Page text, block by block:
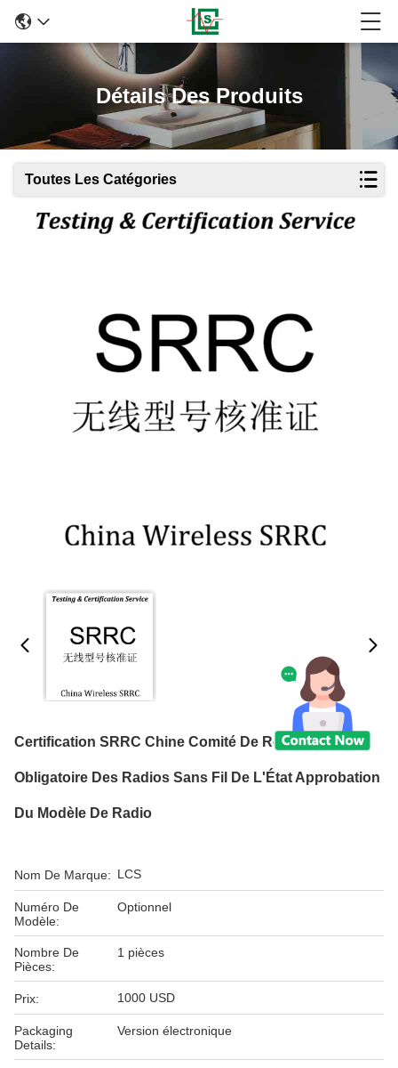
Détails Des Produits
Toutes Les Catégories
Certification SRRC Chine Comité De Réglementation
Obligatoire Des Radios Sans Fil De L'État Approbation
Du Modèle De Radio
Nom De Marque: LCS
Numéro De
Modèle:
Optionnel
Nombre De
Pièces:
1 pièces
Prix: 1000 USD
Packaging
Details:
Version électronique